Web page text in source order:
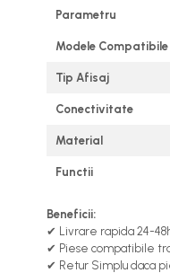
Cauciuc tubeless cu GEL
Trotinete electrice
Biciclete Electrice
Anvelope moto
Cauciucuri bicicleta
Anvelope și Camere Utilaje
https://
Parametru
Modele Compatibile
Tip Afisaj
Conectivitate
Material
Functii
Beneficii:
✔ Livrare rapida 24-
✔ Piese compatibile
✔ Retur Simplu daca